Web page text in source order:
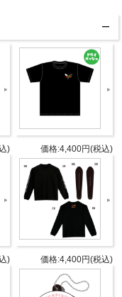
い♪
です。
色や形に若干の差
ト先行販売
x H138 x T62
) 価格:4,400円(税込)
) 価格:4,400円(税込)